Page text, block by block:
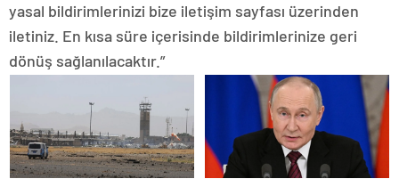
yasal bildirimlerinizi bize iletişim sayfası üzerinden
iletiniz. En kısa süre içerisinde bildirimlerinize geri
dönüş sağlanılacaktır.”